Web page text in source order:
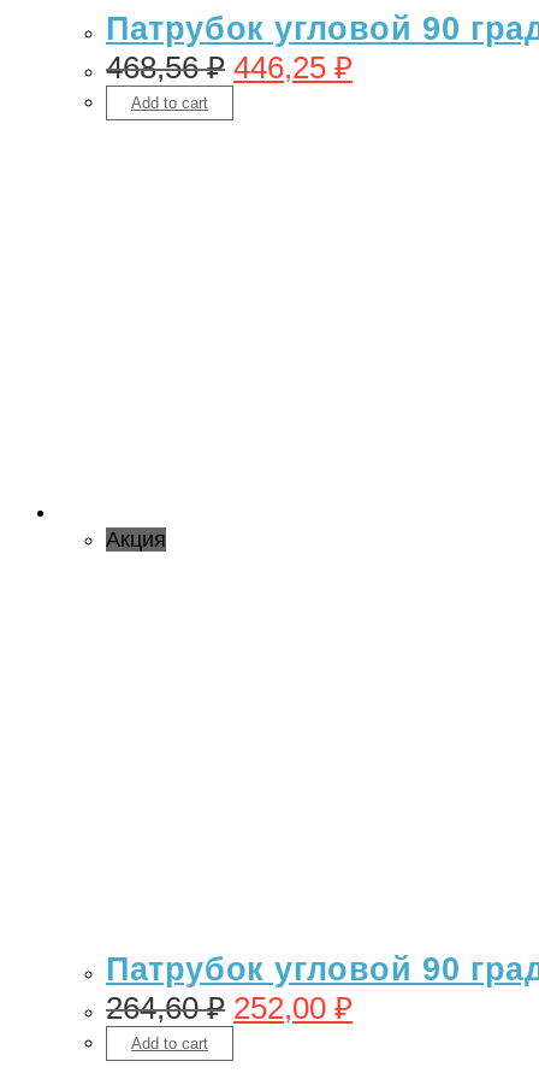
Патрубок угловой 90
468,56₽ 446,25 ₽
Add to cart
Акция
Патрубок угловой 90
264,60₽ 252,00 ₽
Add to cart